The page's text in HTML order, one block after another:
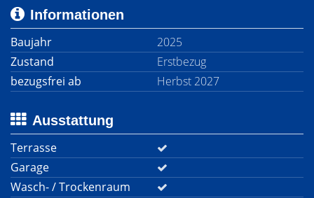
Informationen
Baujahr
2025
Zustand
Erstbezug
bezugsfrei ab
Herbst 2027
Ausstattung
Terrasse
Garage
Wasch- / Trockenraum